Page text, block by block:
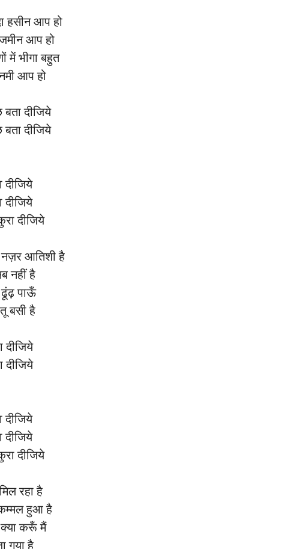
हसीन आप हो
आप हो
में भीगा बहुत
आप हो
दीजिये
दीजिये
दीजिये
दीजिये
दीजिये
आतिशी है
नहीं है
पाऊँ
बसी है
दीजिये
दीजिये
दीजिये
रहा है
हुआ है
करूँ मैं
गया है